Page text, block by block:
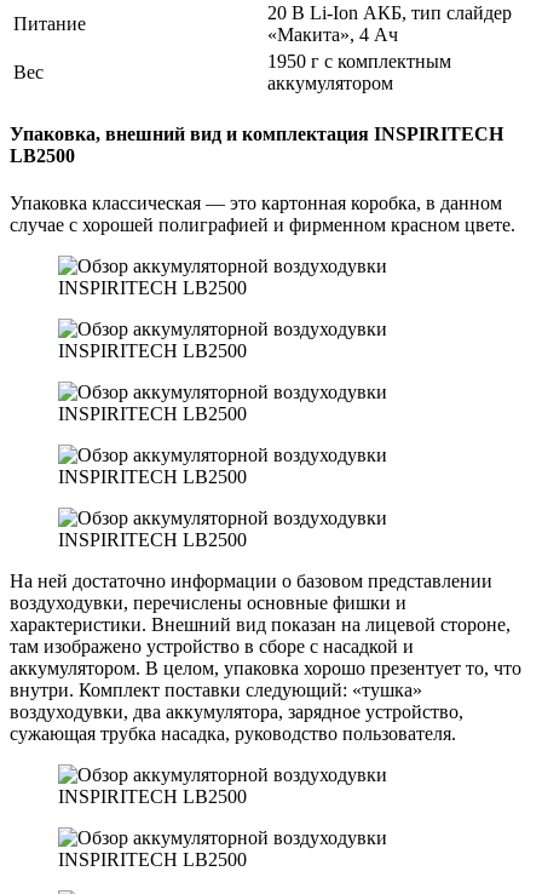
Питание
20 В Li-Ion АКБ, тип слайдер
«Макита», 4 Ач
Вес
1950 г с комплектным
аккумулятором
Упаковка, внешний вид и комплектация INSPIRITECH
LB2500
Упаковка классическая — это картонная коробка, в данном
случае с хорошей полиграфией и фирменном красном цвете.
На ней достаточно информации о базовом представлении
воздуходувки, перечислены основные фишки и
характеристики. Внешний вид показан на лицевой стороне,
там изображено устройство в сборе с насадкой и
аккумулятором. В целом, упаковка хорошо презентует то, что
внутри. Комплект поставки следующий: «тушка»
воздуходувки, два аккумулятора, зарядное устройство,
сужающая трубка насадка, руководство пользователя.